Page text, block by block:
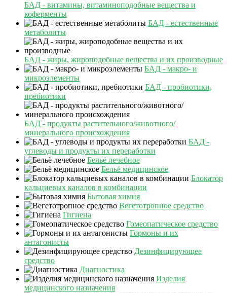
БАД - витамины, витаминоподобные вещества и
коферменты
БАД - естественные
метаболиты
БАД - жиры, жироподобные вещества и их производные
БАД - макро- и
микроэлементы
БАД - пробиотики,
пребиотики
БАД - продукты растительного/животного/
минерального происхождения
БАД -
углеводы и продукты их переработки
Бельё лечебное
Бельё медицинское
Блокатор
кальциевых каналов в комбинации
Бытовая химия
Вегетотропное средство
Гигиена
Гомеопатическое средство
Гормоны и их
антагонисты
Дезинфицирующее
средство
Диагностика
Изделия
медицинского назначения